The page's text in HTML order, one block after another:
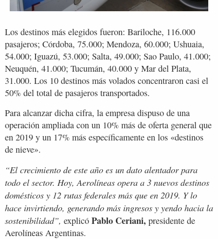
Los destinos más elegidos fueron: Bariloche, 116.000
pasajeros; Córdoba, 75.000; Mendoza, 60.000; Ushuaia,
54.000; Iguazú, 53.000; Salta, 49.000; Sao Paulo, 41.000;
Neuquén, 41.000; Tucumán, 40.000 y Mar del Plata,
31.000. Los 10 destinos más volados concentraron casi el
50% del total de pasajeros transportados.
Para alcanzar dicha cifra, la empresa dispuso de una
operación ampliada con un 10% más de oferta general que
en 2019 y un 17% más específicamente en los «destinos
de nieve».
“El crecimiento de este año es un dato alentador para
todo el sector. Hoy, Aerolíneas opera a 3 nuevos destinos
domésticos y 12 rutas federales más que en 2019. Y lo
hace invirtiendo, generando más ingresos y yendo hacia la
sostenibilidad”, explicó Pablo Ceriani, presidente de
Aerolíneas Argentinas.